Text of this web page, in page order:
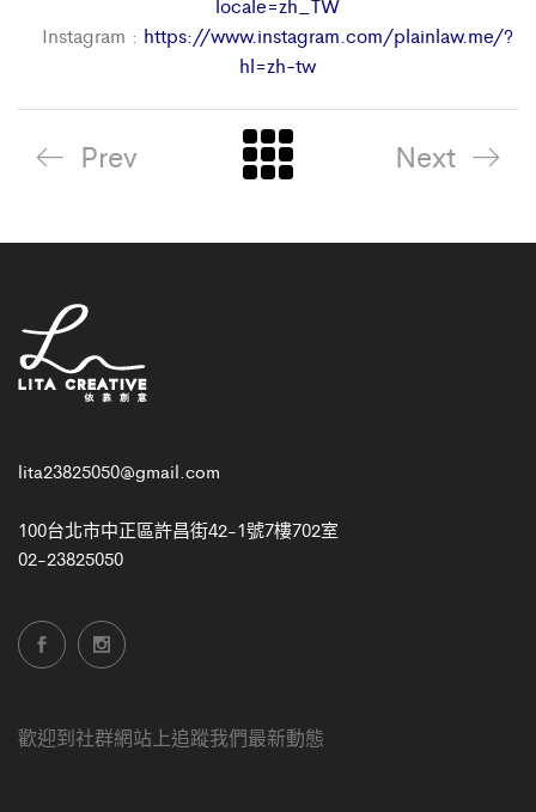
locale=zh_TW
Instagram : https://www.instagram.com/plainlaw.me/?
hl=zh-tw
Prev Next
lita23825050@gmail.com
100台北市中正區許昌街42-1號7樓702室
02-23825050
歡迎到社群網站上追蹤我們最新動態